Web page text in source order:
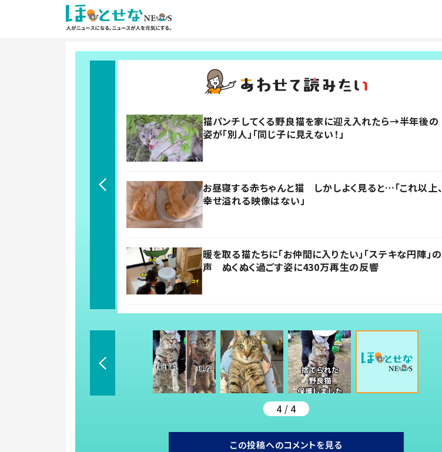
猫パンチしてくる野良猫を家に迎え入れたら→半年後の
姿が「別人」「同じ子に見えない！」
お昼寝する赤ちゃんと猫 しかしよく見ると…「これ以上、
幸せ溢れる映像はない」
暖を取る猫たちに「お仲間に入りたい」「ステキな円陣」の
声 ぬくぬく過ごす姿に430万再生の反響
4 / 4
この投稿へのコメントを見る